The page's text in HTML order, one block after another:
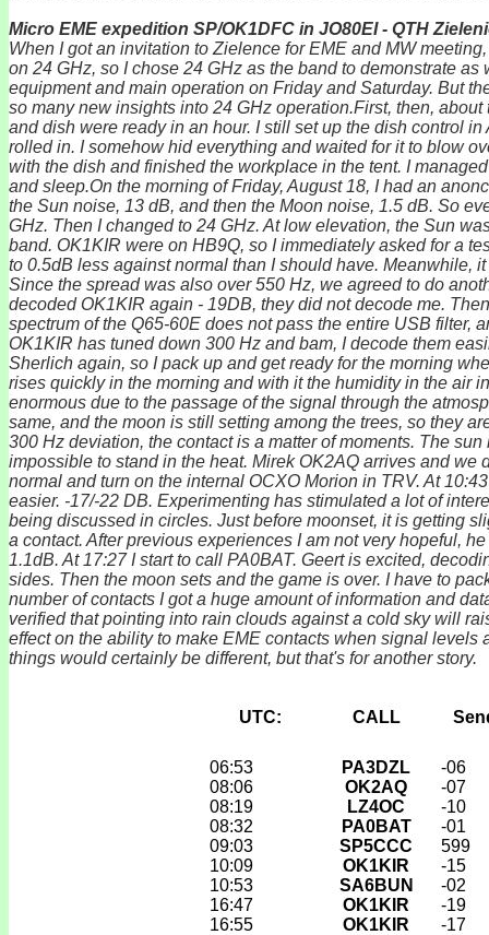
Micro EME expedition SP/OK1DFC in JO80EI - QTH
When I got an invitation to Zielence for EME and MW
on 24 GHz, so I chose 24 GHz as the band to demonstrate
equipment and main operation on Friday and Saturday. But
so many new insights into 24 GHz operation.First, then,
and dish were ready in an hour. I still set up the dish control
rolled in. I somehow hid everything and waited for it to blow
with the dish and finished the workplace in the tent. I
and sleep.On the morning of Friday, August 18, I had an
the Sun noise, 13 dB, and then the Moon noise, 1.5 dB. So
GHz. Then I changed to 24 GHz. At low elevation, the Sun
band. OK1KIR were on HB9Q, so I immediately asked for a
to 0.5dB less against normal than I should have. Meanwhile,
Since the spread was also over 550 Hz, we agreed to do
decoded OK1KIR again - 19DB, they did not decode me.
spectrum of the Q65-60E does not pass the entire USB filter,
OK1KIR has tuned down 300 Hz and bam, I decode them
Sherlich again, so I pack up and get ready for the morning
rises quickly in the morning and with it the humidity in the air
enormous due to the passage of the signal through the
same, and the moon is still setting among the trees, so they
300 Hz deviation, the contact is a matter of moments. The
impossible to stand in the heat. Mirek OK2AQ arrives and
normal and turn on the internal OCXO Morion in TRV. At
easier. -17/-22 DB. Experimenting has stimulated a lot of
being discussed in circles. Just before moonset, it is getting
a contact. After previous experiences I am not very hopeful,
1.1dB. At 17:27 I start to call PA0BAT. Geert is excited,
sides. Then the moon sets and the game is over. I have to
number of contacts I got a huge amount of information and
verified that pointing into rain clouds against a cold sky will
effect on the ability to make EME contacts when signal
things would certainly be different, but that's for another story.
UTC: CALL
06:53 PA3DZL
-06
08:06
OK2AQ
-07
08:19
LZ4OC
-10
08:32
PA0BAT
-01
09:03
SP5CCC
599
10:09
OK1KIR
-15
10:53
SA6BUN
-02
16:47
OK1KIR
-19
16:55
OK1KIR -17